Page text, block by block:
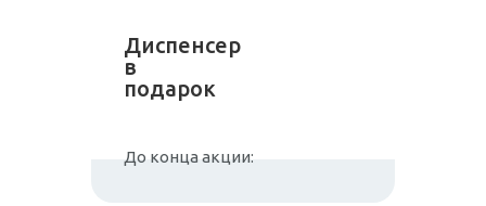
Диспенсер
в
подарок
До конца акции: